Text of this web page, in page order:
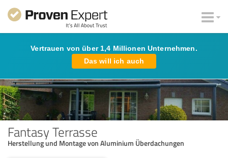
Vertrauen von über 1,4 Millionen Unternehmen.
Das will ich auch
Fantasy Terrasse
Herstellung und Montage von Aluminium Überdachungen